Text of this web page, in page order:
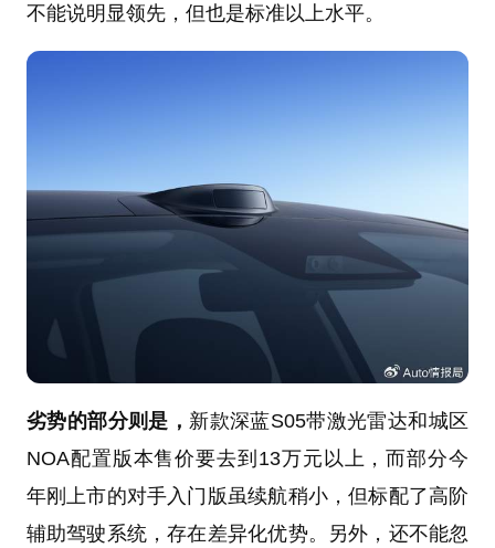
不能说明显领先，但也是标准以上水平。
劣势的部分则是， 新款深蓝S05带激光雷达和城区
NOA配置版本售价要去到13万元以上，而部分今
年刚上市的对手入门版虽续航稍小，但标配了高阶
辅助驾驶系统，存在差异化优势。另外，还不能忽